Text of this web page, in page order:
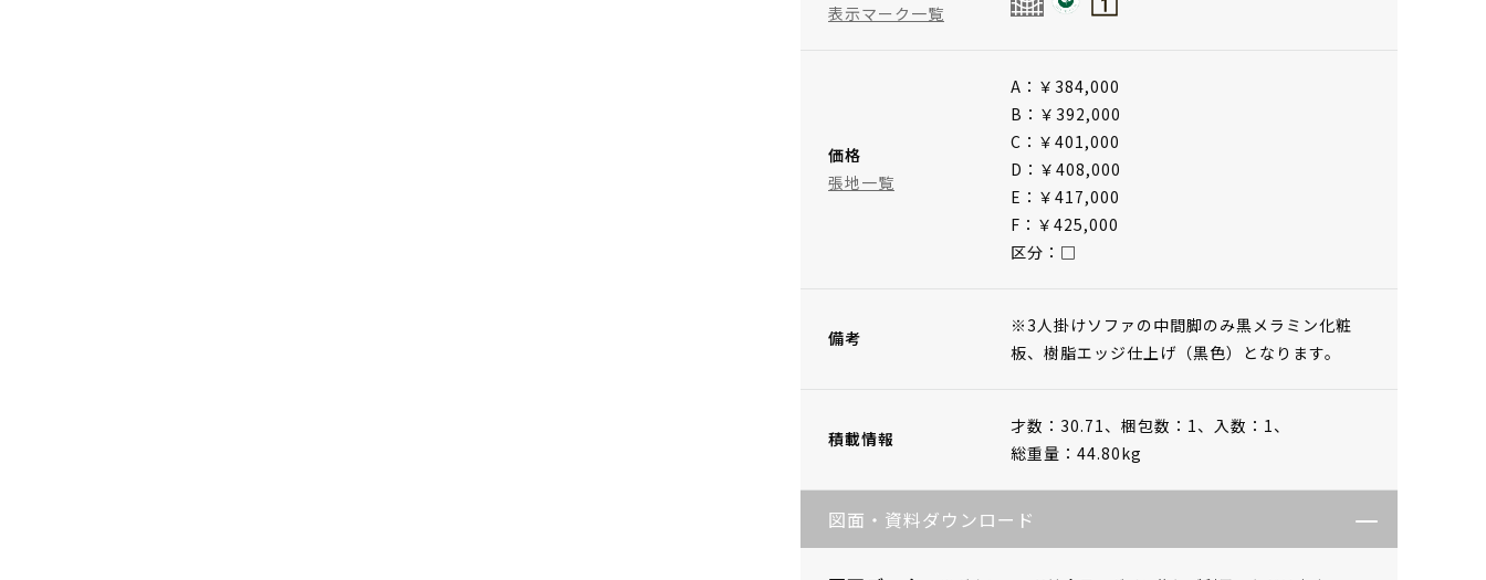
表示マーク一覧
価格
張地一覧
A：￥384,000
B：￥392,000
C：￥401,000
D：￥408,000
E：￥417,000
F：￥425,000
区分：□
備考
※3人掛けソファの中間脚のみ黒メラミン化粧
板、樹脂エッジ仕上げ（黒色）となります。
積載情報
才数：30.71、 梱包数：1、 入数：1、
総重量：44.80kg
図面・資料ダウンロード